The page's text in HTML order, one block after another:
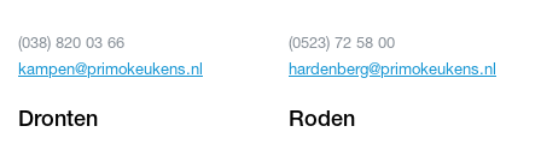
(038) 820 03 66
kampen@primokeukens.nl
(0523) 72 58 00
hardenberg@primokeukens.nl
Dronten Roden